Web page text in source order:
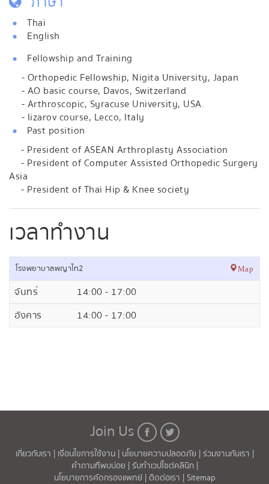
Thai
English
Fellowship and Training
- Orthopedic Fellowship, Nigita University, Japan
- AO basic course, Davos, Switzerland
- Arthroscopic, Syracuse University, USA.
- lizarov course, Lecco, Italy
Past position
- President of ASEAN Arthroplasty Association
- President of Computer Assisted Orthopedic Surgery
Asia
- President of Thai Hip & Knee society
เวลาทำงาน
โรงพยาบาลพญาไท2 Map
จันทร์
14:00 - 17:00
อังคาร
14:00 - 17:00
Join Us
เกี่ยวกับเรา | เงื่อนไขการใช้งาน | นโยบายความปลอดภัย |ร่วมงานกับเรา |
คำถามที่พบบ่อย |รับทำเวปไซต์คลินิก |
นโยบายการคัดกรองแพทย์ |ติดต่อเรา |Sitemap